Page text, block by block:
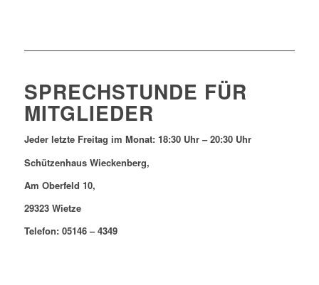
SPRECHSTUNDE FÜR
MITGLIEDER
Jeder letzte Freitag im Monat: 18:30 Uhr – 20:30 Uhr
Schützenhaus Wieckenberg,
Am Oberfeld 10,
29323 Wietze
Telefon: 05146 – 4349